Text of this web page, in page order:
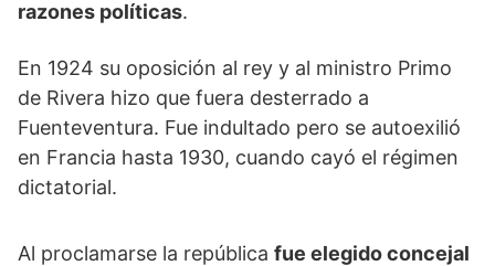
razones políticas.
En 1924 su oposición al rey y al ministro Primo
de Rivera hizo que fuera desterrado a
Fuenteventura. Fue indultado pero se autoexilió
en Francia hasta 1930, cuando cayó el régimen
dictatorial.
Al proclamarse la república fue elegido concejal